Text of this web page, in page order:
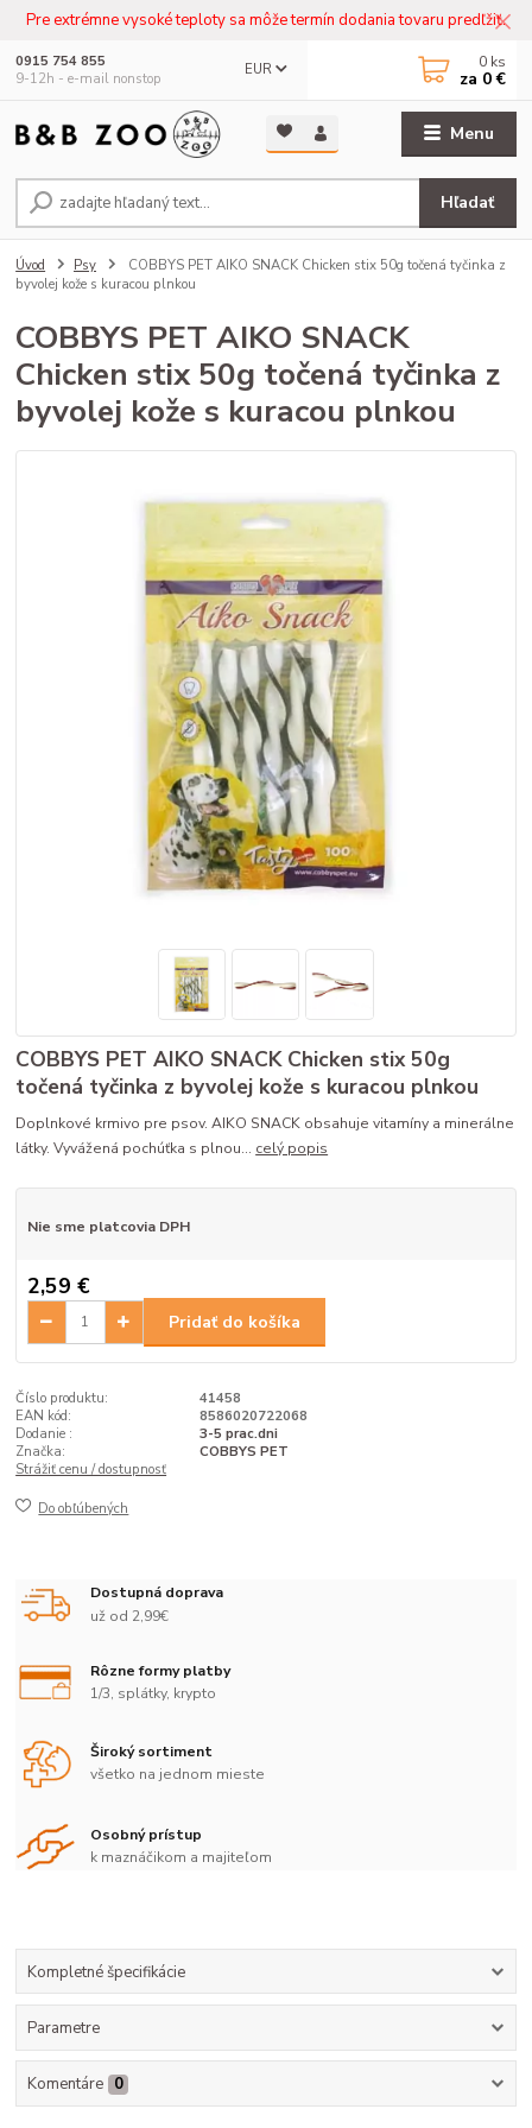
Pre extrémne vysoké teploty sa môže termín dodania tovaru predľžiť.
Menu
EUR
Hľadať
0915 754 855
9-12h - e-mail nonstop
0 ks
za 0 €
Úvod Psy
COBBYS PET AIKO SNACK Chicken stix 50g točená tyčinka z
byvolej kože s kuracou plnkou
COBBYS PET AIKO SNACK
Chicken stix 50g točená tyčinka z
byvolej kože s kuracou plnkou
COBBYS PET AIKO SNACK Chicken stix 50g
točená tyčinka z byvolej kože s kuracou plnkou
Doplnkové krmivo pre psov. AIKO SNACK obsahuje vitamíny a minerálne
látky. Vyvážená pochúťka s plnou... celý popis
Nie sme platcovia DPH
2,59 €
Pridať do košíka
Číslo produktu:
41458
EAN kód:
8586020722068
Dodanie :
3-5 prac.dni
Značka:
COBBYS PET
Strážiť cenu / dostupnosť
Do obľúbených
Dostupná doprava
už od 2,99€
Rôzne formy platby
1/3, splátky, krypto
Široký sortiment
všetko na jednom mieste
Osobný prístup
k maznáčikom a majiteľom
Kompletné špecifikácie
Parametre
Komentáre 0